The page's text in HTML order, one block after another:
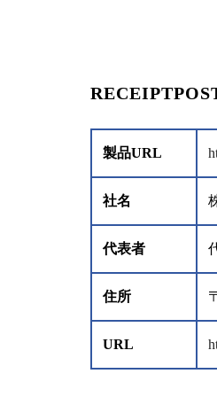
製品URL
社名
代表者
住所
URL